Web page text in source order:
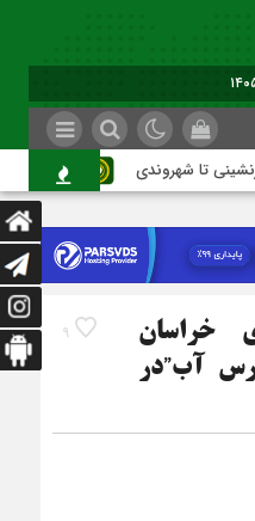
تا شهروندی
9
خراسان
آب”در